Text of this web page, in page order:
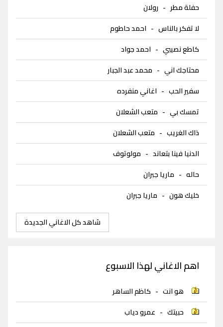
حفلة مطر - رولان
لا تفكر بالناس - احمد حاطوم
كاطع نصيبي - احمد جواد
محتاجك اني - محمد عبد الجبار
سفير الحب - اغاني منفرده
تمسك بي - متعب الشعلان
ذاك الغريب - متعب الشعلان
الدنيا فينا بتعاند - مولوتوف
حاله - ماريا جبران
خليك هون - ماريا جبران
شاهد كل الاغاني الجديدة
اهم الاغاني لهذا الاسبوع
هو انت - كاظم الساهر
حبيتك - عمرو دياب